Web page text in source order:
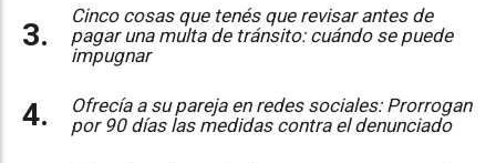
Cinco cosas que tenés que revisar antes de
pagar una multa de tránsito: cuándo se puede
impugnar
Ofrecía a su pareja en redes sociales: Prorrogan
por 90 días las medidas contra el denunciado